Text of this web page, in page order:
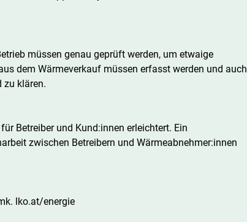
müssen genau geprüft werden, um etwaige
dem Wärmeverkauf müssen erfasst werden und auch
zu klären.
Betreiber und Kund:innen erleichtert. Ein
zwischen Betreibern und Wärmeabnehmer:innen
lko.at/energie